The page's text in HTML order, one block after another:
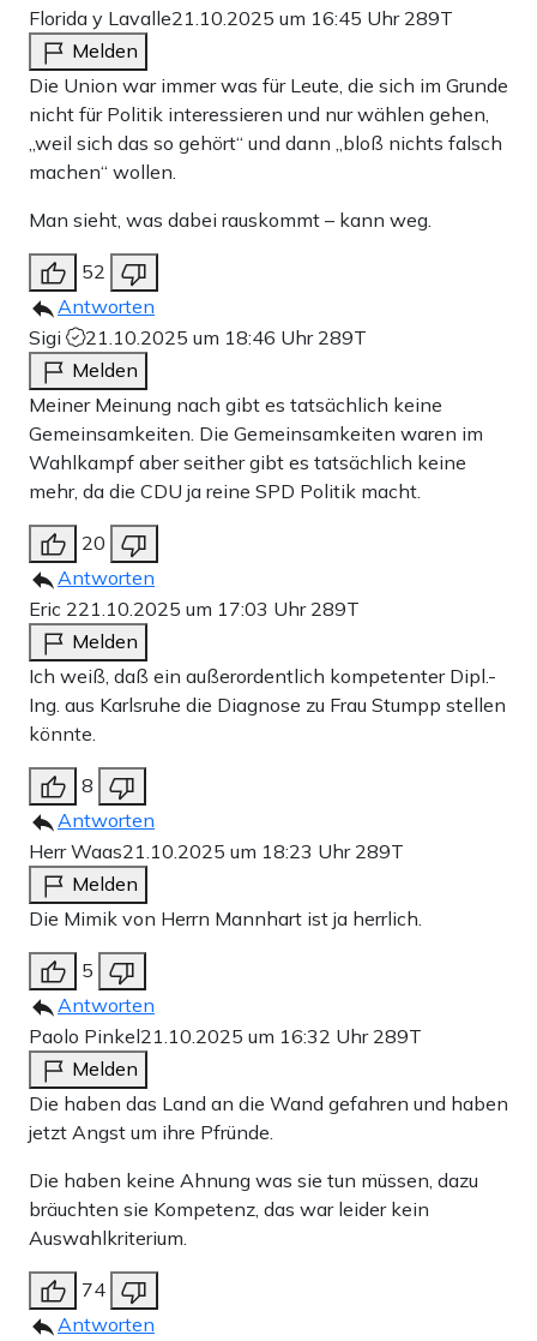
Florida y Lavalle21.10.2025 um 16:45 Uhr 289T
Melden
Die Union war immer was für Leute, die sich im Grunde
nicht für Politik interessieren und nur wählen gehen,
„weil sich das so gehört“ und dann „bloß nichts falsch
machen“ wollen.
Man sieht, was dabei rauskommt – kann weg.
52
Antworten
Sigi
21.10.2025 um 18:46 Uhr 289T
Melden
Meiner Meinung nach gibt es tatsächlich keine
Gemeinsamkeiten. Die Gemeinsamkeiten waren im
Wahlkampf aber seither gibt es tatsächlich keine
mehr, da die CDU ja reine SPD Politik macht.
20
Antworten
Eric 221.10.2025 um 17:03 Uhr 289T
Melden
Ich weiß, daß ein außerordentlich kompetenter Dipl.-
Ing. aus Karlsruhe die Diagnose zu Frau Stumpp stellen
könnte.
8
Antworten
Herr Waas21.10.2025 um 18:23 Uhr 289T
Melden
Die Mimik von Herrn Mannhart ist ja herrlich.
5
Antworten
Paolo Pinkel21.10.2025 um 16:32 Uhr 289T
Melden
Die haben das Land an die Wand gefahren und haben
jetzt Angst um ihre Pfründe.
Die haben keine Ahnung was sie tun müssen, dazu
bräuchten sie Kompetenz, das war leider kein
Auswahlkriterium.
74
Antworten